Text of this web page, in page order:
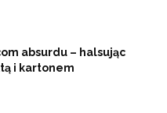
absurdu – halsując
i kartonem